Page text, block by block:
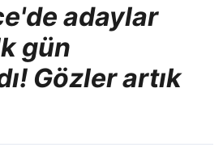
adaylar
gün
Gözler artık